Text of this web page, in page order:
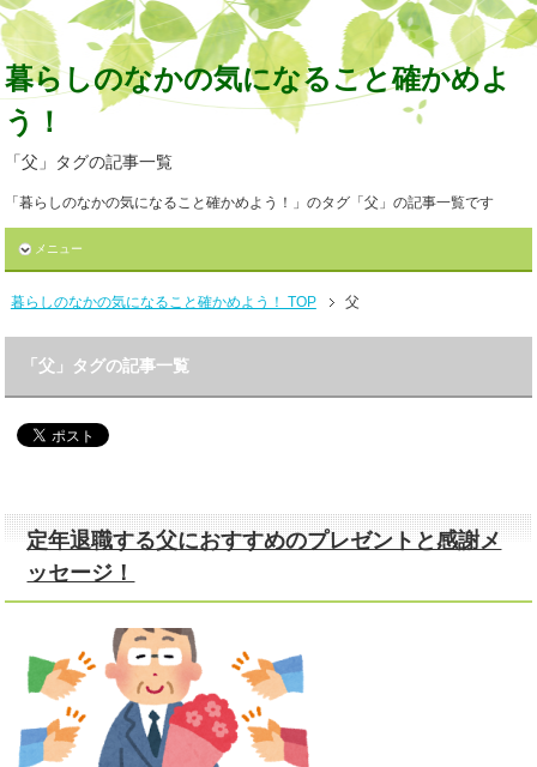
暮らしのなかの気になること確かめよ
う！
「父」タグの記事一覧
「暮らしのなかの気になること確かめよう！」のタグ「父」の記事一覧です
メニュー
暮らしのなかの気になること確かめよう！ TOP 父
「父」タグの記事一覧
定年退職する父におすすめのプレゼントと感謝メ
ッセージ！